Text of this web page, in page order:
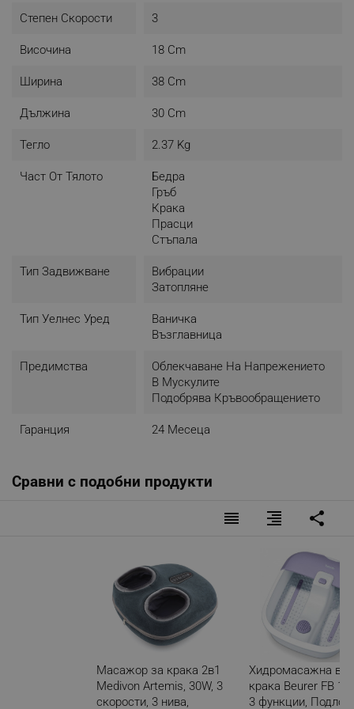
- Ръце
Степен Скорости 3
Височина 18 Cm
Ширина 38 Cm
Дължина 30 Cm
Тегло 2.37 Kg
Част От Тялото
Бедра
Гръб
Крака
Прасци
Стъпала
Тип Задвижване
Вибрации
Затопляне
Тип Уелнес Уред
Ваничка
Възглавница
Предимства
Облекчаване На Напрежението
В Мускулите
Подобрява Кръвообращението
Гаранция 24 Месеца
Сравни с подобни продукти
reorder format_align_right share
Масажор за крака 2в1
Medivon Artemis, 30W, 3
скорости, 3 нива,
Хидромасажна
крака Beurer FB
3 функции,